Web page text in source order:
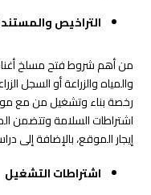
التراخيص
من أهم شروط فتح مسلخ
والمياه والزراعة أو السجل
رخصة بناء وتشغيل من مع
اشتراطات السلامة وتتضمن
إيجار الموقع، بالإضافة
اشتراطات التشغيل